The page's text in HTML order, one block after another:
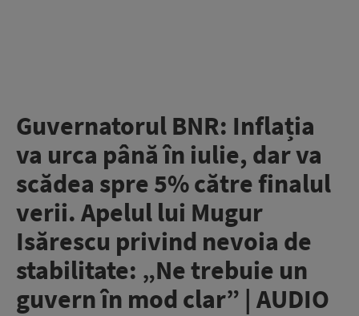
Guvernatorul BNR: Inflația
va urca până în iulie, dar va
scădea spre 5% către finalul
verii. Apelul lui Mugur
Isărescu privind nevoia de
stabilitate: „Ne trebuie un
guvern în mod clar” | AUDIO